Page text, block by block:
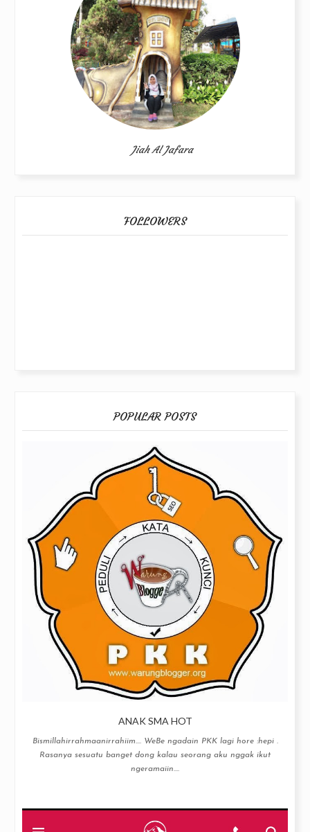
Jiah Al Jafara
FOLLOWERS
POPULAR POSTS
ANAK SMA HOT
Bismillahirrahmaanirrahiim…. WeBe ngadain PKK lagi hore :hepi .
Rasanya sesuatu banget dong kalau seorang aku nggak ikut
ngeramaiin....